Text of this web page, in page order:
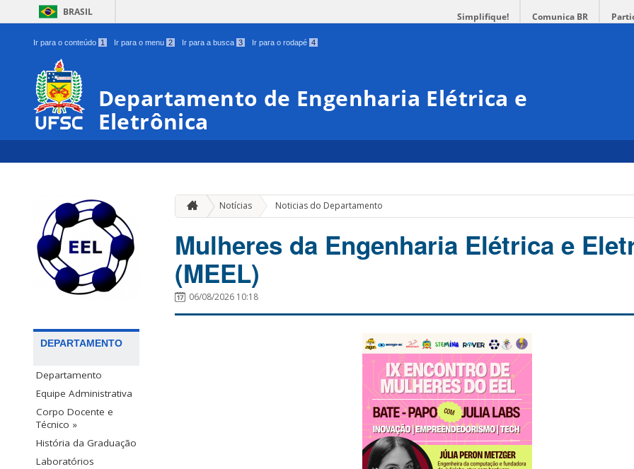
BRASIL Simplifique! Comunica BR
Ir para o conteúdo 1 Ir para o menu 2 Ir para a busca 3 Ir para o rodapé 4
Departamento de Engenharia Elétrica e
Eletrônica
DEPARTAMENTO
Departamento
Equipe Administrativa
Corpo Docente e
Técnico »
História da Graduação
Laboratórios
Notícias Noticias do Departamento
Mulheres da Engenharia Elétrica e
(MEEL)
06/08/2026 10:18